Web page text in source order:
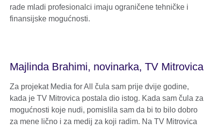
rade mladi profesionalci imaju ograničene tehničke i
finansijske mogućnosti.
Majlinda Brahimi, novinarka, TV Mitrovica
Za projekat Media for All čula sam prije dvije godine,
kada je TV Mitrovica postala dio istog. Kada sam čula za
mogućnosti koje nudi, pomislila sam da bi to bilo dobro
za mene lično i za medij za koji radim. Na TV Mitrovica